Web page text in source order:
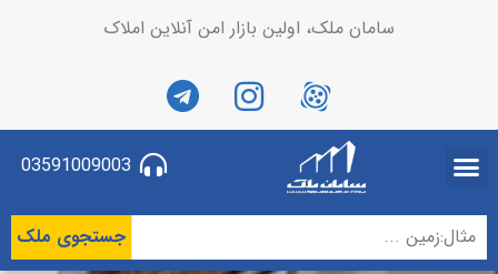
سامان ملک، اولین بازار امن آنلاین املاک
03591009003
جستجوی ملک